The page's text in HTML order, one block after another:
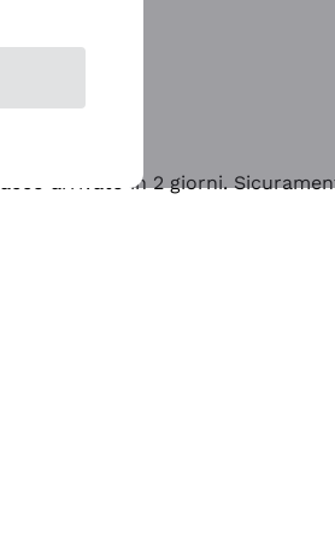
arrivato in 2 giorni.